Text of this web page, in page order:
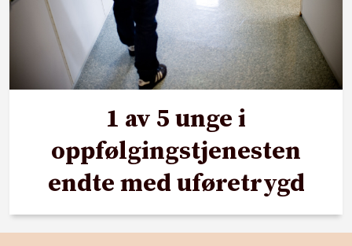
1 av 5 unge i
oppfølgingstjenesten
endte med uføretrygd